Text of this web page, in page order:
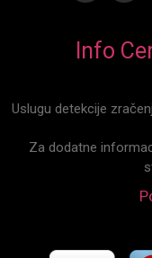
Info
Uslugu detekcije
Za dodatne